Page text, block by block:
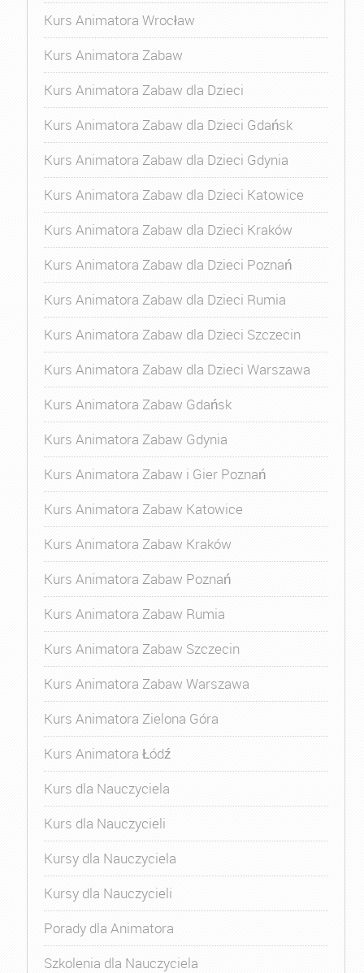
Kurs Animatora Wrocław
Kurs Animatora Zabaw
Kurs Animatora Zabaw dla Dzieci
Kurs Animatora Zabaw dla Dzieci Gdańsk
Kurs Animatora Zabaw dla Dzieci Gdynia
Kurs Animatora Zabaw dla Dzieci Katowice
Kurs Animatora Zabaw dla Dzieci Kraków
Kurs Animatora Zabaw dla Dzieci Poznań
Kurs Animatora Zabaw dla Dzieci Rumia
Kurs Animatora Zabaw dla Dzieci Szczecin
Kurs Animatora Zabaw dla Dzieci Warszawa
Kurs Animatora Zabaw Gdańsk
Kurs Animatora Zabaw Gdynia
Kurs Animatora Zabaw i Gier Poznań
Kurs Animatora Zabaw Katowice
Kurs Animatora Zabaw Kraków
Kurs Animatora Zabaw Poznań
Kurs Animatora Zabaw Rumia
Kurs Animatora Zabaw Szczecin
Kurs Animatora Zabaw Warszawa
Kurs Animatora Zielona Góra
Kurs Animatora Łódź
Kurs dla Nauczyciela
Kurs dla Nauczycieli
Kursy dla Nauczyciela
Kursy dla Nauczycieli
Porady dla Animatora
Szkolenia dla Nauczyciela